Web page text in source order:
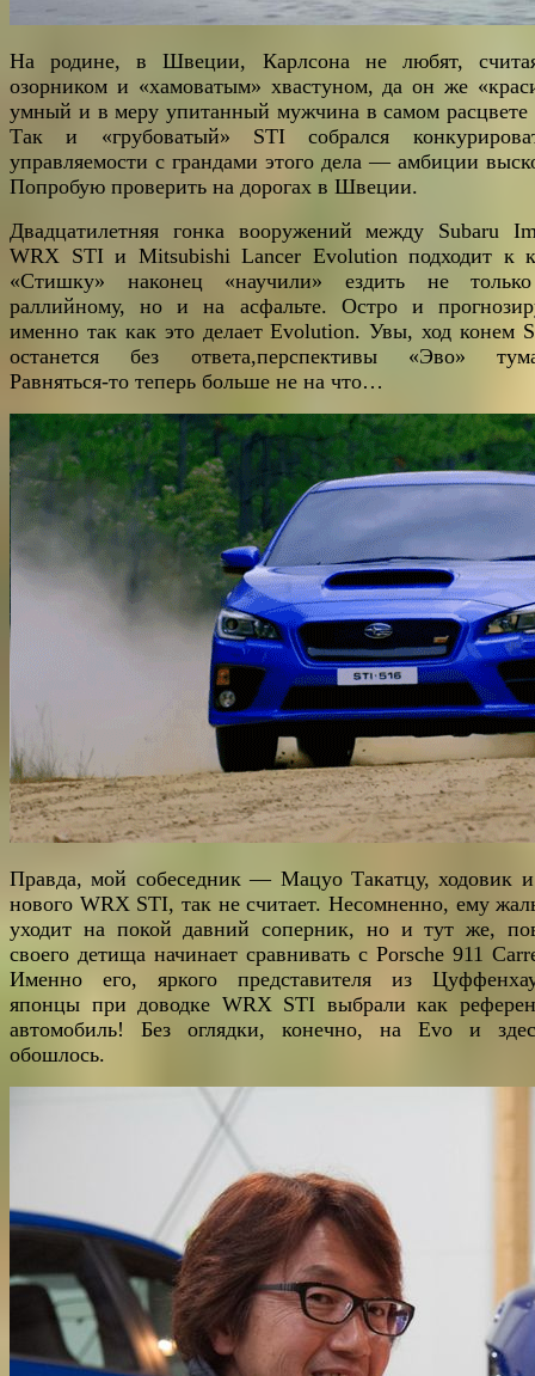
На родине, в Швеции, Карлсона не любят,
озорником и «хамоватым» хвастуном, да он же
умный и в меру упитанный мужчина в самом расцвете
Так и «грубоватый» STI собрался
управляемости с грандами этого дела — амбиции
Попробую проверить на дорогах в Швеции.
Двадцатилетняя гонка вооружений между Subaru
WRX STI и Mitsubishi Lancer Evolution подходит к
«Стишку» наконец «научили» ездить не
раллийному, но и на асфальте. Остро и
именно так как это делает Evolution. Увы, ход конем
останется без ответа,перспективы «Эво»
Равняться-то теперь больше не на что…
Правда, мой собеседник — Мацуо Такатцу, ходовик
нового WRX STI, так не считает. Несомненно, ему
уходит на покой давний соперник, но и тут же,
своего детища начинает сравнивать с Porsche 911
Именно его, яркого представителя из
японцы при доводке WRX STI выбрали как
автомобиль! Без оглядки, конечно, на Evo и
обошлось.